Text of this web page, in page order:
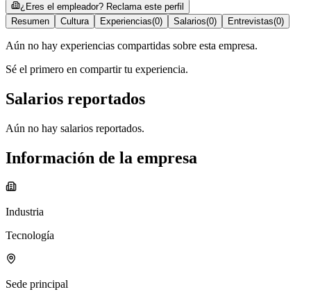
¿Eres el empleador? Reclama este perfil
Resumen
Cultura Experiencias(0) Salarios(0) Entrevistas(0)
Aún no hay experiencias compartidas sobre esta empresa.
Sé el primero en compartir tu experiencia.
Salarios reportados
Aún no hay salarios reportados.
Información de la empresa
Industria
Tecnología
Sede principal